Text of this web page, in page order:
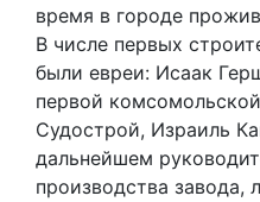
время в городе
В числе первых
были евреи: Исаак
первой
Судострой, Израиль
дальнейшем
производства завода,